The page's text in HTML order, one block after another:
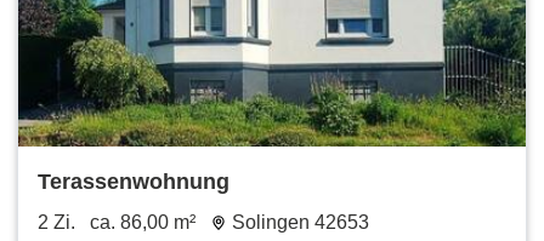
Terassenwohnung
2 Zi. ca. 86,00 m² Solingen 42653